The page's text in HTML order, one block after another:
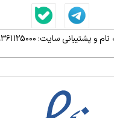
و پشتیبانی سایت: ۰۹۳۶۱۱۲5۰۰۰